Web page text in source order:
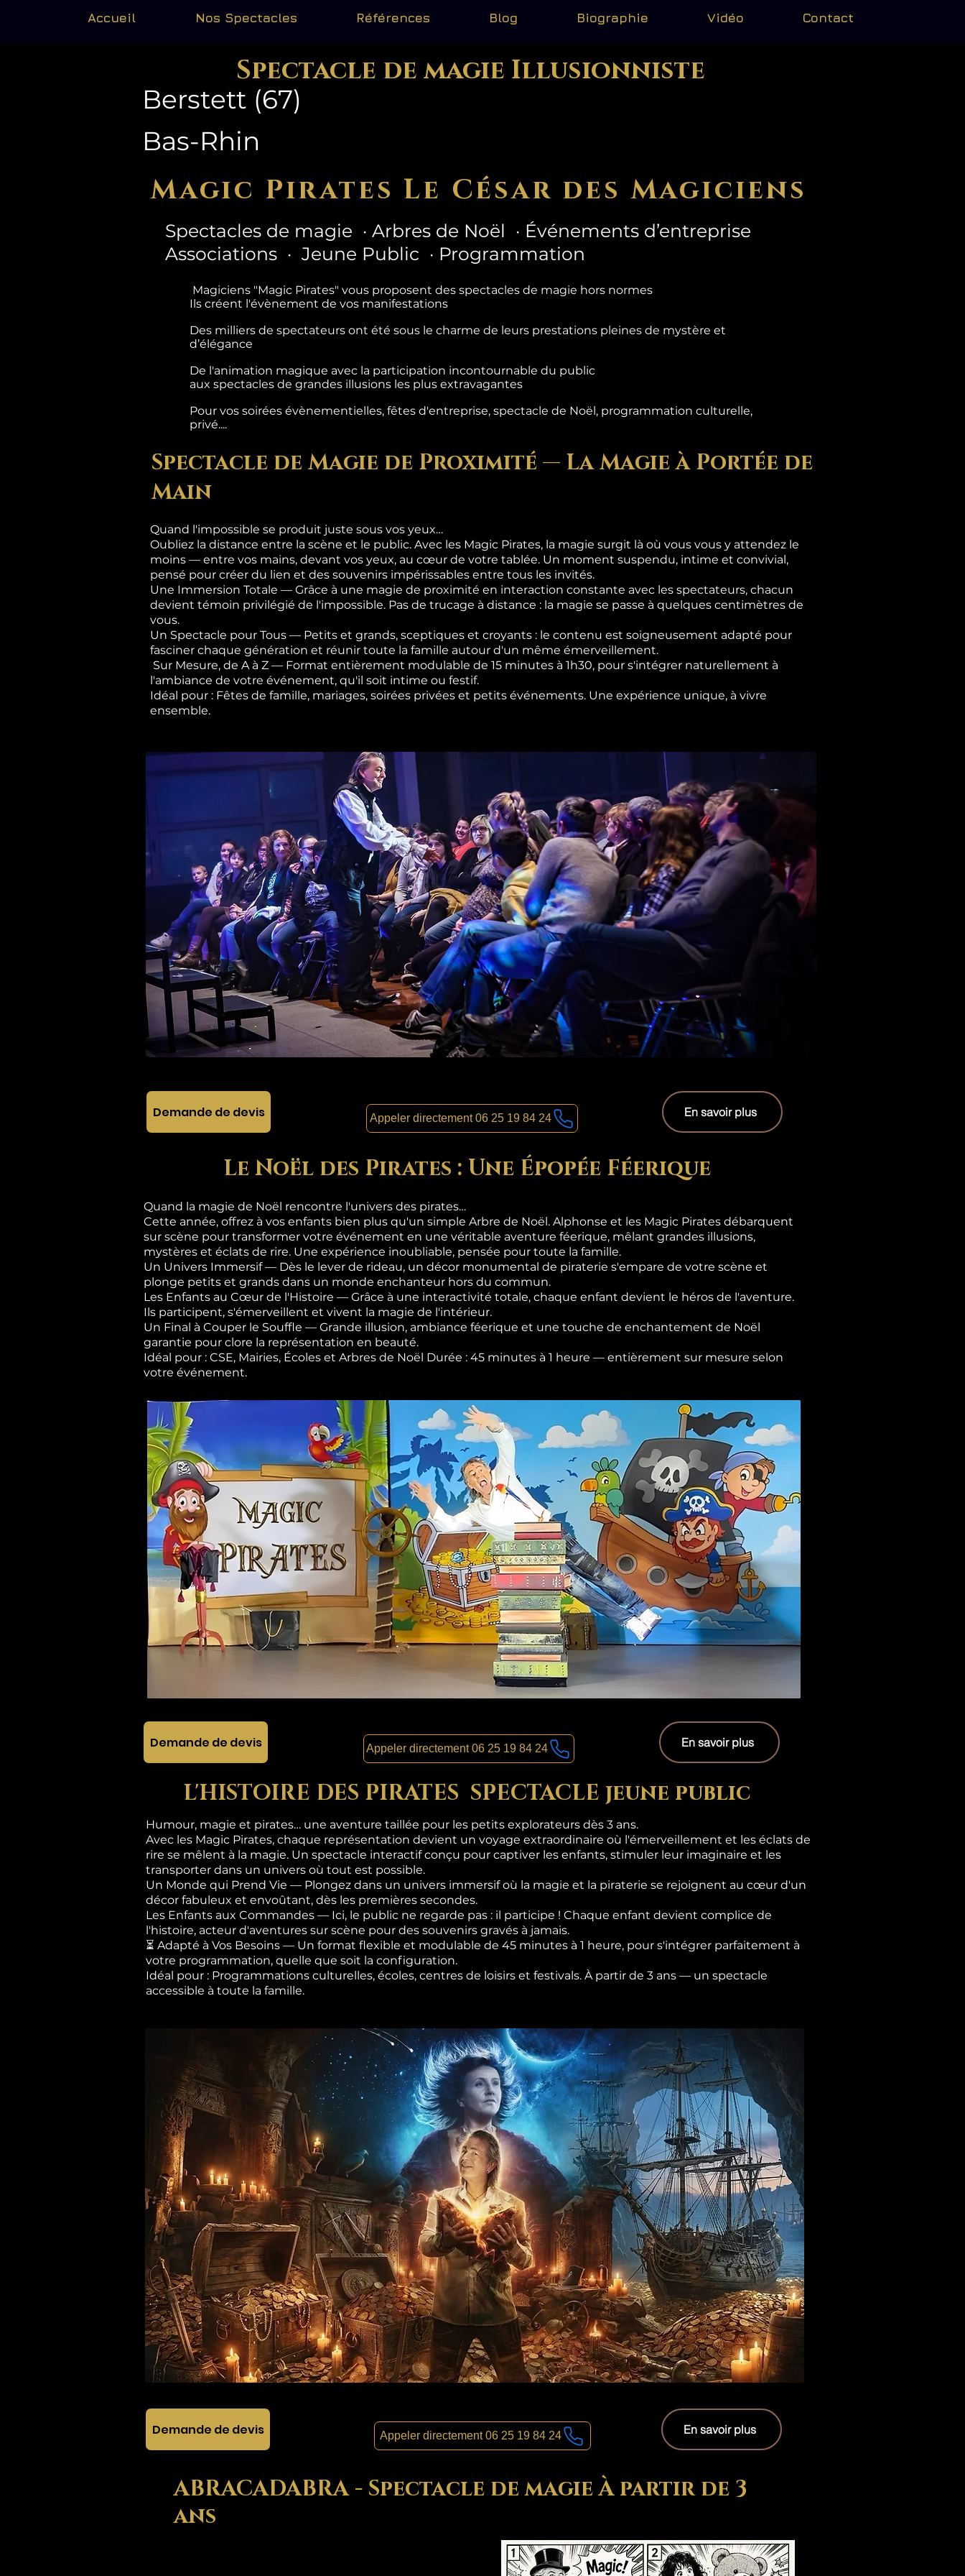
Accueil Nos Spectacles Références Blog Biographie Vidéo Contact
Spectacle de magie Illusionniste
Berstett (67)
Bas-Rhin
Magic Pirates Le César des Magiciens
Spectacles de magie · Arbres de Noël · Événements d’entreprise
Associations · Jeune Public · Programmation
Magiciens "Magic Pirates" vous proposent des spectacles de magie hors normes
Ils créent l'évènement de vos manifestations
Des milliers de spectateurs ont été sous le charme de leurs prestations pleines de mystère et
d’élégance
De l'animation magique avec la participation incontournable du public
aux spectacles de grandes illusions les plus extravagantes
Pour vos soirées évènementielles, fêtes d'entreprise, spectacle de Noël, programmation culturelle,
privé....
Spectacle de Magie de Proximité — La Magie à Portée de
Main
Quand l'impossible se produit juste sous vos yeux…
Oubliez la distance entre la scène et le public. Avec les Magic Pirates, la magie surgit là où vous vous y attendez le
moins — entre vos mains, devant vos yeux, au cœur de votre tablée. Un moment suspendu, intime et convivial,
pensé pour créer du lien et des souvenirs impérissables entre tous les invités.
Une Immersion Totale — Grâce à une magie de proximité en interaction constante avec les spectateurs, chacun
devient témoin privilégié de l'impossible. Pas de trucage à distance : la magie se passe à quelques centimètres de
vous.
Un Spectacle pour Tous — Petits et grands, sceptiques et croyants : le contenu est soigneusement adapté pour
fasciner chaque génération et réunir toute la famille autour d'un même émerveillement.
Sur Mesure, de A à Z — Format entièrement modulable de 15 minutes à 1h30, pour s'intégrer naturellement à
l'ambiance de votre événement, qu'il soit intime ou festif.
Idéal pour : Fêtes de famille, mariages, soirées privées et petits événements. Une expérience unique, à vivre
ensemble.
Demande de devis Appeler directement 06 25 19 84 24 En savoir plus
Le Noël des Pirates : Une Épopée Féerique
Quand la magie de Noël rencontre l'univers des pirates…
Cette année, offrez à vos enfants bien plus qu'un simple Arbre de Noël. Alphonse et les Magic Pirates débarquent
sur scène pour transformer votre événement en une véritable aventure féerique, mêlant grandes illusions,
mystères et éclats de rire. Une expérience inoubliable, pensée pour toute la famille.
Un Univers Immersif — Dès le lever de rideau, un décor monumental de piraterie s'empare de votre scène et
plonge petits et grands dans un monde enchanteur hors du commun.
Les Enfants au Cœur de l'Histoire — Grâce à une interactivité totale, chaque enfant devient le héros de l'aventure.
Ils participent, s'émerveillent et vivent la magie de l'intérieur.
Un Final à Couper le Souffle — Grande illusion, ambiance féerique et une touche de enchantement de Noël
garantie pour clore la représentation en beauté.
Idéal pour : CSE, Mairies, Écoles et Arbres de Noël Durée : 45 minutes à 1 heure — entièrement sur mesure selon
votre événement.
Demande de devis Appeler directement 06 25 19 84 24 En savoir plus
L'HISTOIRE DES PIRATES SPECTACLE jeune public
Humour, magie et pirates… une aventure taillée pour les petits explorateurs dès 3 ans.
Avec les Magic Pirates, chaque représentation devient un voyage extraordinaire où l'émerveillement et les éclats de
rire se mêlent à la magie. Un spectacle interactif conçu pour captiver les enfants, stimuler leur imaginaire et les
transporter dans un univers où tout est possible.
Un Monde qui Prend Vie — Plongez dans un univers immersif où la magie et la piraterie se rejoignent au cœur d'un
décor fabuleux et envoûtant, dès les premières secondes.
Les Enfants aux Commandes — Ici, le public ne regarde pas : il participe ! Chaque enfant devient complice de
l'histoire, acteur d'aventures sur scène pour des souvenirs gravés à jamais.
⏳ Adapté à Vos Besoins — Un format flexible et modulable de 45 minutes à 1 heure, pour s'intégrer parfaitement à
votre programmation, quelle que soit la configuration.
Idéal pour : Programmations culturelles, écoles, centres de loisirs et festivals. À partir de 3 ans — un spectacle
accessible à toute la famille.
Demande de devis Appeler directement 06 25 19 84 24 En savoir plus
ABRACADABRA - Spectacle de magie À partir de 3
ans